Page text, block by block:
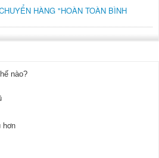
HÀNG "HOÀN TOÀN BÌNH
nào?
hơn